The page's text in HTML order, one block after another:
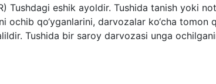
Tushdagi eshik ayoldir. Tushida tanish yoki
ochib qo‘yganlarini, darvozalar ko‘cha tomon
Tushida bir saroy darvozasi unga